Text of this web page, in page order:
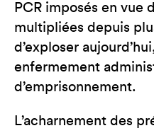
PCR imposés en vue
multipliées depuis
d’exploser
enfermement
d’emprisonnement.
L’acharnement des